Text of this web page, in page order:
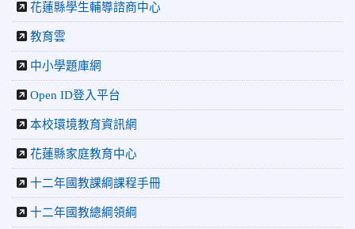
2026-06-10 教育廣播電台：揮別童年迎向青春 中正國小畢業
師生自製畢業歌曲
2026-06-10
體驗闖關探索歷史
2026-04-30 讓愛閃閃發光！中正國小「小老闆大市集」愛心
捐助光復國小
花蓮縣學生輔導諮商中心
教育雲
中小學題庫網
Open ID登入平台
本校環境教育資訊網
花蓮縣家庭教育中心
十二年國教課綱課程手冊
十二年國教總綱領綱